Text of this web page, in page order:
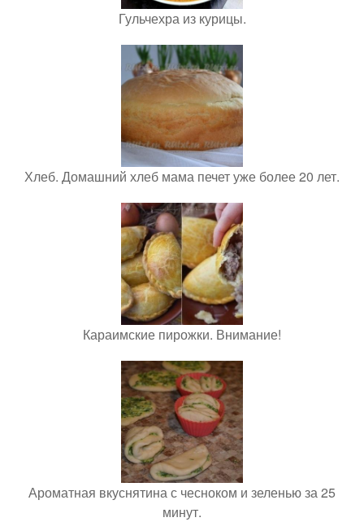
Гульчехра из курицы.
Хлеб. Домашний хлеб мама печет уже более 20 лет.
Караимские пирожки. Внимание!
Ароматная вкуснятина с чесноком и зеленью за 25
минут.